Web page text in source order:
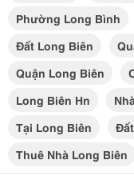
Phường Long Bình
Đất Long Biên
Quận Long Biên
Long Biên Hn
Tại Long Biên
Thuê Nhà Long Biên